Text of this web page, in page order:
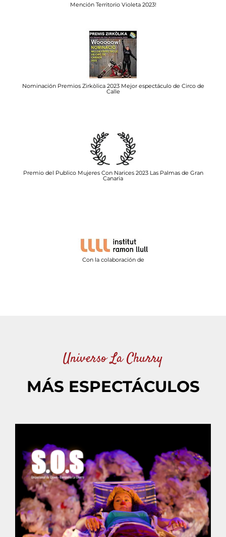
Mención Territorio Violeta 2023!
Nominación Premios Zirkòlica 2023 Mejor espectáculo de Circo de
Calle
Premio del Publico Mujeres Con Narices 2023 Las Palmas de Gran
Canaria
Con la colaboración de
Universo La Churry
MÁS ESPECTÁCULOS